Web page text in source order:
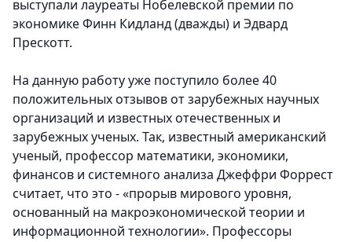
выступали лауреаты Нобелевской премии по
экономике Финн Кидланд (дважды) и Эдвард
Прескотт.
На данную работу уже поступило более 40
положительных отзывов от зарубежных научных
организаций и известных отечественных и
зарубежных ученых. Так, известный американский
ученый, профессор математики, экономики,
финансов и системного анализа Джеффри Форрест
считает, что это - «прорыв мирового уровня,
основанный на макроэкономической теории и
информационной технологии». Профессоры